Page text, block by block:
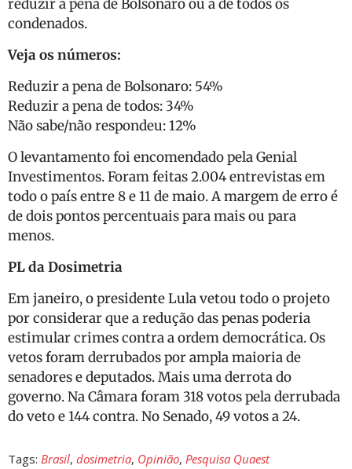
reduzir a pena de Bolsonaro ou a de todos os
condenados.
Veja os números:
Reduzir a pena de Bolsonaro: 54%
Reduzir a pena de todos: 34%
Não sabe/não respondeu: 12%
O levantamento foi encomendado pela Genial
Investimentos. Foram feitas 2.004 entrevistas em
todo o país entre 8 e 11 de maio. A margem de erro é
de dois pontos percentuais para mais ou para
menos.
PL da Dosimetria
Em janeiro, o presidente Lula vetou todo o projeto
por considerar que a redução das penas poderia
estimular crimes contra a ordem democrática. Os
vetos foram derrubados por ampla maioria de
senadores e deputados. Mais uma derrota do
governo. Na Câmara foram 318 votos pela derrubada
do veto e 144 contra. No Senado, 49 votos a 24.
Tags: Brasil, dosimetria, Opinião, Pesquisa Quaest